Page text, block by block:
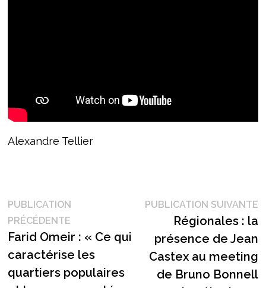
Alexandre Tellier
Navigation
de
l’article
PUBLICATION
PRÉCÉDENTEPublication
précédente :
Farid Omeir : « Ce qui
caractérise les
quartiers populaires
PUBLICATION SUIVANTE
Régionales : la
présence de Jean
Castex au meeting
de Bruno Bonnell